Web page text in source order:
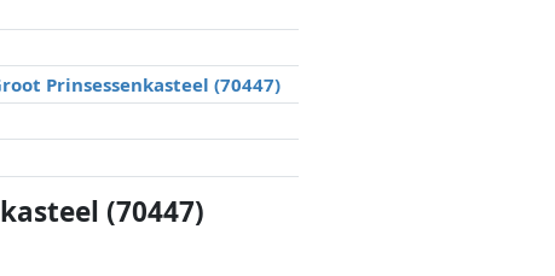
Prinsessenkasteel (70447)
(70447)